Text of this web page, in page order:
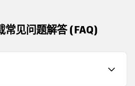
见问题解答 (FAQ)